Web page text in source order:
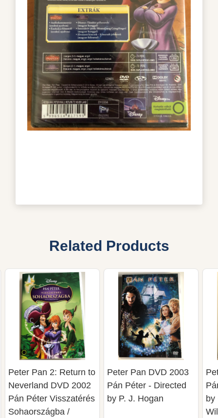
Related Products
Peter Pan 2: Return to
Neverland DVD 2002
Pán Péter Visszatérés
Sohaországba /
Peter Pan DVD 2003
Pán Péter - Directed
by P. J. Hogan
by